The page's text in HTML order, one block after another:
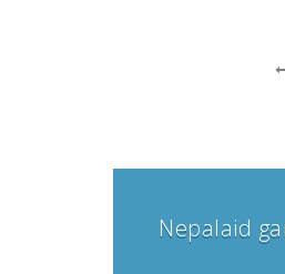
Nepalaid